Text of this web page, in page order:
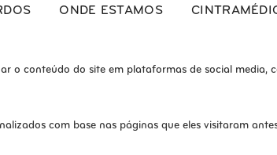
o site. Esses cookies ajudam a fornecer
o conteúdo do site em plataformas de social media,
com base nas páginas que eles visitaram
ONDE ESTAMOS